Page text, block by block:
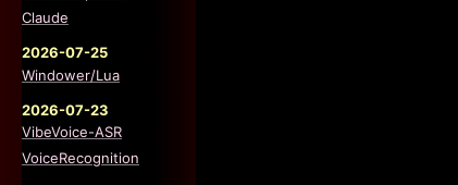
Claude
2026-07-25
Windower/Lua
2026-07-23
VibeVoice-ASR
VoiceRecognition